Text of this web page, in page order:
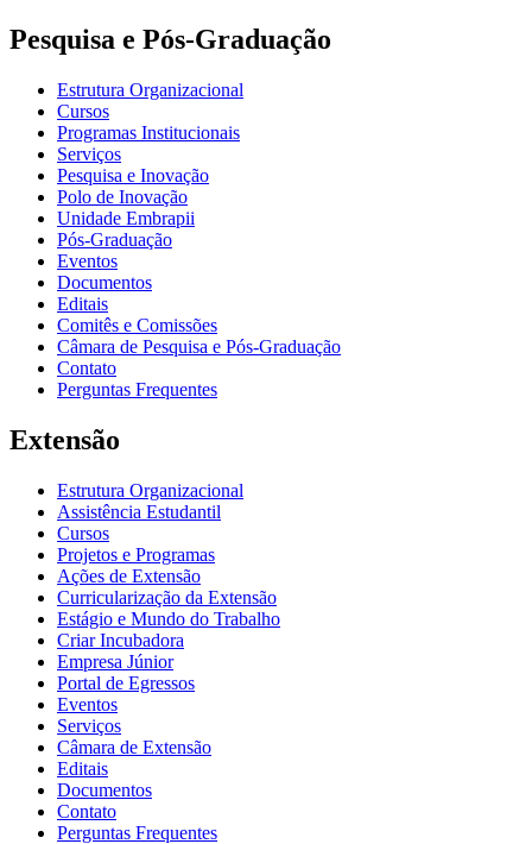
Pesquisa e Pós-Graduação
Estrutura Organizacional
Cursos
Programas Institucionais
Serviços
Pesquisa e Inovação
Polo de Inovação
Unidade Embrapii
Pós-Graduação
Eventos
Documentos
Editais
Comitês e Comissões
Câmara de Pesquisa e Pós-Graduação
Contato
Perguntas Frequentes
Extensão
Estrutura Organizacional
Assistência Estudantil
Cursos
Projetos e Programas
Ações de Extensão
Curricularização da Extensão
Estágio e Mundo do Trabalho
Criar Incubadora
Empresa Júnior
Portal de Egressos
Eventos
Serviços
Câmara de Extensão
Editais
Documentos
Contato
Perguntas Frequentes